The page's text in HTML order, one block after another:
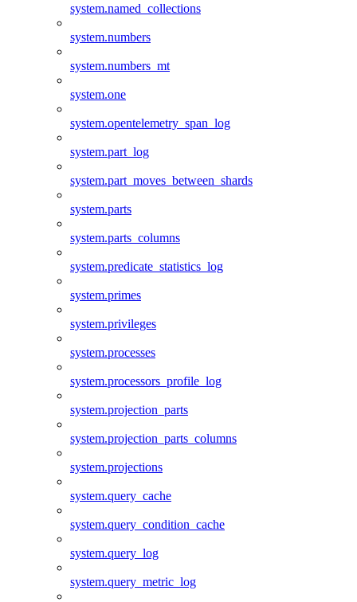
system.named_collections
system.numbers
system.numbers_mt
system.one
system.opentelemetry_span_log
system.part_log
system.part_moves_between_shards
system.parts
system.parts_columns
system.predicate_statistics_log
system.primes
system.privileges
system.processes
system.processors_profile_log
system.projection_parts
system.projection_parts_columns
system.projections
system.query_cache
system.query_condition_cache
system.query_log
system.query_metric_log